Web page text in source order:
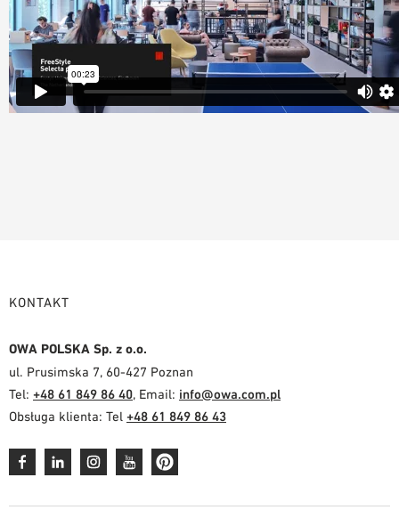
KONTAKT
OWA POLSKA Sp. z o.o.
ul. Prusimska 7, 60-427 Poznan
Tel: +48 61 849 86 40, Email: info@owa.com.pl
Obsługa klienta: Tel +48 61 849 86 43